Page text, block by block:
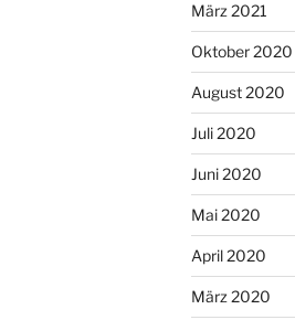
März 2021
Oktober 2020
August 2020
Juli 2020
Juni 2020
Mai 2020
April 2020
März 2020